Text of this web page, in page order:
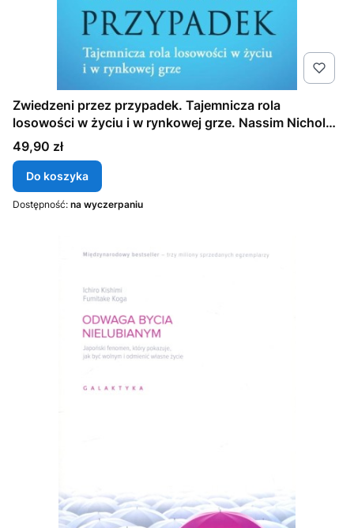
Zwiedzeni przez przypadek. Tajemnicza rola
losowości w życiu i w rynkowej grze. Nassim Nicholas
Taleb
Cena
49,90 zł
Do koszyka
Dostępność: na wyczerpaniu